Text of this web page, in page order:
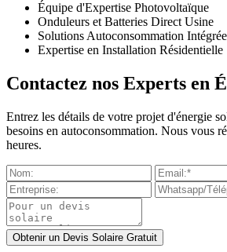
Équipe d'Expertise Photovoltaïque
Onduleurs et Batteries Direct Usine
Solutions Autoconsommation
Expertise en Installation Résidentielle
Contactez nos Experts en
Entrez les détails de votre projet d'énergie
besoins en autoconsommation. Nous vous
heures.